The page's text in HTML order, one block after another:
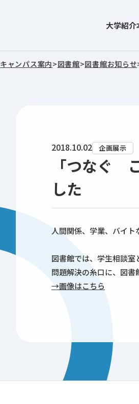
大学紹介
キャンパス案内>図書館>図書館お知らせ
2018.10.02 企画展示
「つなぐ
した
人間関係、学業、バイ
図書館では、学生相談室
問題解決の糸口に、図
→画像はこちら